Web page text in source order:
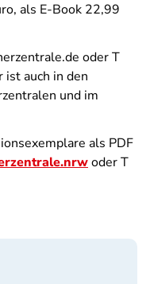
als E-Book 22,99
oder T
auch in den
und im
als PDF
oder T